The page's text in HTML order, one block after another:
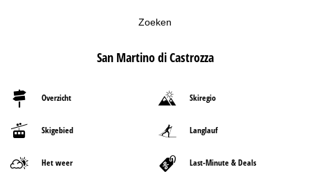
Zoeken
San Martino di Castrozza
Overzicht Skiregio
Skigebied Langlauf
Het weer Last-Minute & Deals